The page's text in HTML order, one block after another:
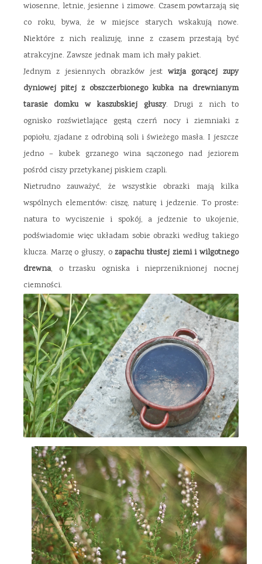
wiosenne, letnie, jesienne i zimowe. Czasem powtarzają się
co roku, bywa, że w miejsce starych wskakują nowe.
Niektóre z nich realizuję, inne z czasem przestają być
atrakcyjne. Zawsze jednak mam ich mały pakiet.
Jednym z jesiennych obrazków jest wizja gorącej zupy
dyniowej pitej z obszczerbionego kubka na drewnianym
tarasie domku w kaszubskiej głuszy. Drugi z nich to
ognisko rozświetlające gęstą czerń nocy i ziemniaki z
popiołu, zjadane z odrobiną soli i świeżego masła. I jeszcze
jedno – kubek grzanego wina sączonego nad jeziorem
pośród ciszy przetykanej piskiem czapli.
Nietrudno zauważyć, że wszystkie obrazki mają kilka
wspólnych elementów: ciszę, naturę i jedzenie. To proste:
natura to wyciszenie i spokój, a jedzenie to ukojenie,
podświadomie więc układam sobie obrazki według takiego
klucza. Marzę o głuszy, ozapachu tłustej ziemi i wilgotnego
drewna, o trzasku ogniska i nieprzeniknionej nocnej
ciemności.